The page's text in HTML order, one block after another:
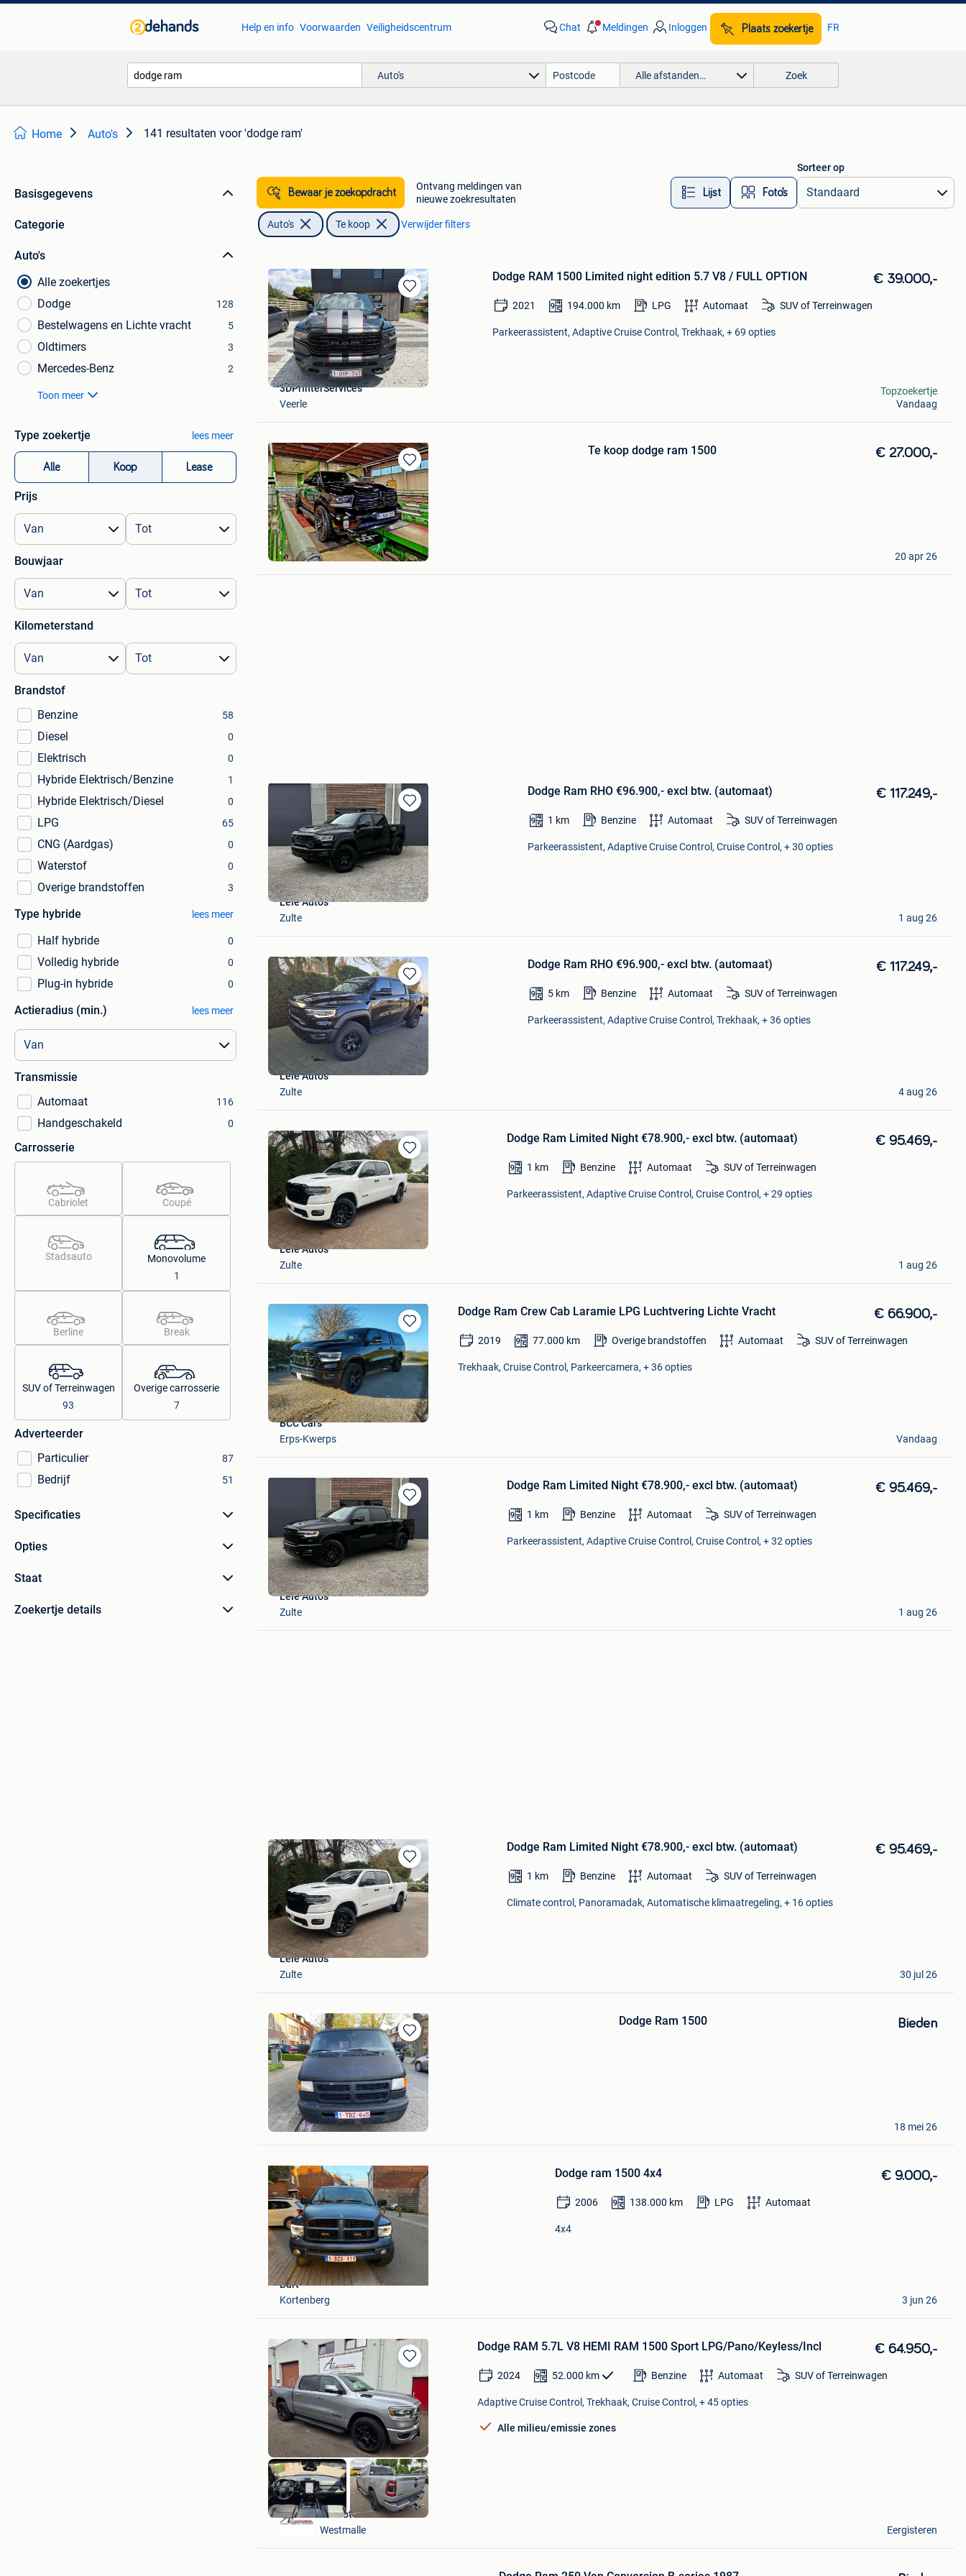
Help en info Voorwaarden Veiligheidscentrum Chat Meldingen Inloggen Plaats zoekertje FR
Auto's Alle afstanden… Zoek
Home Auto's 141 resultaten voor 'dodge ram'
Basisgegevens
Categorie
Auto's
Alle zoekertjes
Dodge
128
Bestelwagens en Lichte vracht 5
Oldtimers 3
Mercedes-Benz 2
Toon meer
Type zoekertje lees meer
Alle Koop Lease
Prijs
Bouwjaar
Kilometerstand
Brandstof
Benzine
58
Diesel 0
Elektrisch 0
Hybride Elektrisch/Benzine 1
Hybride Elektrisch/Diesel 0
LPG 65
CNG (Aardgas) 0
Waterstof 0
Overige brandstoffen 3
Type hybride lees meer
Half hybride 0
Volledig hybride 0
Plug-in hybride 0
Actieradius (min.) lees meer
Transmissie
Automaat
116
Handgeschakeld 0
Carrosserie
Cabriolet Coupé
Stadsauto
Monovolume
1
Berline Break
SUV of Terreinwagen
93
Overige carrosserie
7
Adverteerder
Particulier
87
Bedrijf 51
Specificaties
Opties
Staat
Zoekertje details
Bewaar je zoekopdracht
Ontvang meldingen van
nieuwe zoekresultaten
Lijst Foto’s
Sorteer op
Auto's Te koop Verwijder filters
Bewaren
in
Mijn
Favorieten
Dodge RAM 1500 Limited night edition 5.7 V8 / FULL OPTION € 39.000,-
2021 194.000 km LPG Automaat SUV of Terreinwagen
Parkeerassistent, Adaptive Cruise Control, Trekhaak, + 69 opties
3DPrinterServices
Veerle
Topzoekertje
Vandaag
Bewaren
in
Mijn
Favorieten
Te koop dodge ram 1500 € 27.000,-
jp
Nieuwpoort+Deel Westende
20 apr 26
Bewaren
in
Mijn
Favorieten
Dodge Ram RHO €96.900,- excl btw. (automaat) € 117.249,-
1 km Benzine Automaat SUV of Terreinwagen
Parkeerassistent, Adaptive Cruise Control, Cruise Control, + 30 opties
Leie Auto's
Zulte
1 aug 26
Bewaren
in
Mijn
Favorieten
Dodge Ram RHO €96.900,- excl btw. (automaat) € 117.249,-
5 km Benzine Automaat SUV of Terreinwagen
Parkeerassistent, Adaptive Cruise Control, Trekhaak, + 36 opties
Leie Auto's
Zulte
4 aug 26
Bewaren
in
Mijn
Favorieten
Dodge Ram Limited Night €78.900,- excl btw. (automaat) € 95.469,-
1 km Benzine Automaat SUV of Terreinwagen
Parkeerassistent, Adaptive Cruise Control, Cruise Control, + 29 opties
Leie Auto's
Zulte
1 aug 26
Bewaren
in
Mijn
Favorieten
Dodge Ram Crew Cab Laramie LPG Luchtvering Lichte Vracht € 66.900,-
2019 77.000 km Overige brandstoffen Automaat SUV of Terreinwagen
Trekhaak, Cruise Control, Parkeercamera, + 36 opties
BCC Cars
Erps-Kwerps
Vandaag
Bewaren
in
Mijn
Favorieten
Dodge Ram Limited Night €78.900,- excl btw. (automaat) € 95.469,-
1 km Benzine Automaat SUV of Terreinwagen
Parkeerassistent, Adaptive Cruise Control, Cruise Control, + 32 opties
Leie Auto's
Zulte
1 aug 26
Bewaren
in
Mijn
Favorieten
Dodge Ram Limited Night €78.900,- excl btw. (automaat) € 95.469,-
1 km Benzine Automaat SUV of Terreinwagen
Climate control, Panoramadak, Automatische klimaatregeling, + 16 opties
Leie Auto's
Zulte
30 jul 26
Bewaren
in
Mijn
Favorieten
Dodge Ram 1500 Bieden
hdk
Mortsel
18 mei 26
Mijn
Favorieten
Dodge ram 1500 4x4 € 9.000,-
2006 138.000 km LPG Automaat
4x4
Bart
Kortenberg
3 jun 26
Bewaren
in
Mijn
Favorieten
Dodge RAM 5.7L V8 HEMI RAM 1500 Sport LPG/Pano/Keyless/Incl € 64.950,-
2024 52.000 km Benzine Automaat SUV of Terreinwagen
Adaptive Cruise Control, Trekhaak, Cruise Control, + 45 opties
Alle milieu/emissie zones
AZ Motors
Westmalle
Eergisteren